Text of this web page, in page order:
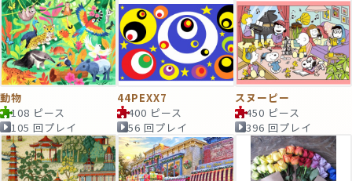
動物
108 ピース
105 回プレイ
44PEXX7
400 ピース
56 回プレイ
スヌーピー
450 ピース
396 回プレイ